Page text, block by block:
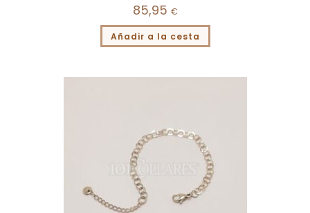
85,95 €
Añadir a la cesta